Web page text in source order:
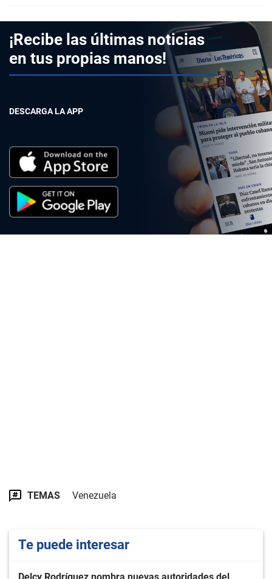
¡Recibe las últimas noticias
en tus propias manos!
DESCARGA LA APP
TEMAS Venezuela
Te puede interesar